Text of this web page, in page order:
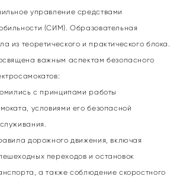
управление средствами
(СИМ). Образовательная
из теоретического и практического блока.
важным аспектам безопасного
с принципами работы
условиями его безопасной
дорожного движения, включая
переходов и остановок
а также соблюдение скоростного